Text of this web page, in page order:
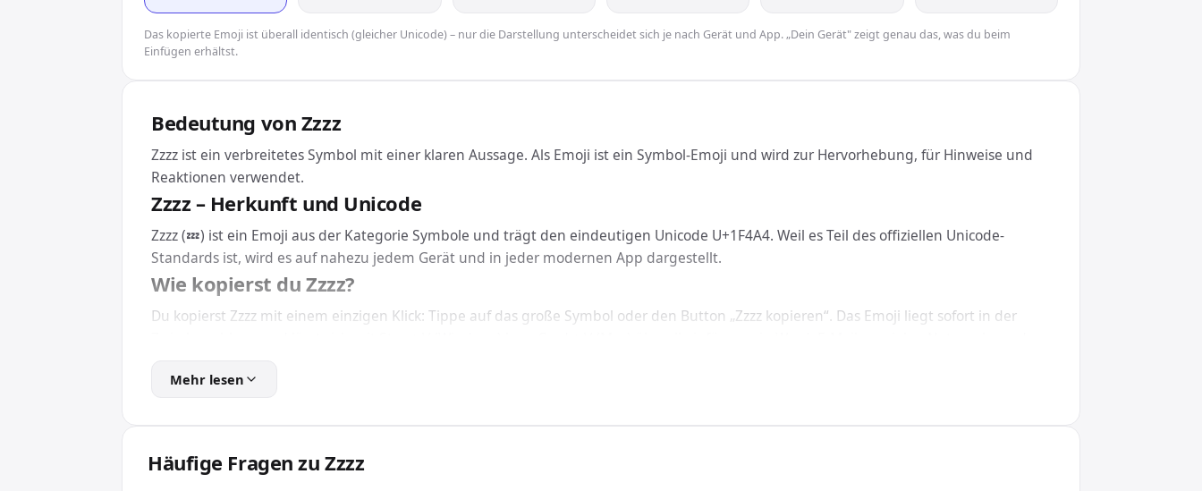
Das kopierte Emoji ist überall identisch (gleicher Unicode) – nur die Darstellung unterscheidet sich je nach Gerät und App. „Dein Gerät" zeigt genau das, was du beim
Einfügen erhältst.
Bedeutung von Zzzz
Zzzz ist ein verbreitetes Symbol mit einer klaren Aussage. Als Emoji ist ein Symbol-Emoji und wird zur Hervorhebung, für Hinweise und
Reaktionen verwendet.
Zzzz – Herkunft und Unicode
Zzzz (💤) ist ein Emoji aus der Kategorie Symbole und trägt den eindeutigen Unicode U+1F4A4. Weil es Teil des offiziellen Unicode-
Standards ist, wird es auf nahezu jedem Gerät und in jeder modernen App dargestellt.
Wie kopierst du Zzzz?
Du kopierst Zzzz mit einem einzigen Klick: Tippe auf das große Symbol oder den Button „Zzzz kopieren“. Das Emoji liegt sofort in der
Für Webseiten und Apps bindest du Zzzz über den passenden Code ein: In HTML nutzt du &#128164;, in CSS den Wert \1F4A4. So wird
das Emoji unabhängig von der installierten Schriftart korrekt dargestellt.
Mehr lesen
Häufige Fragen zu Zzzz